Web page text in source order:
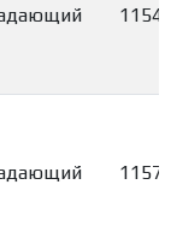
1154
1157